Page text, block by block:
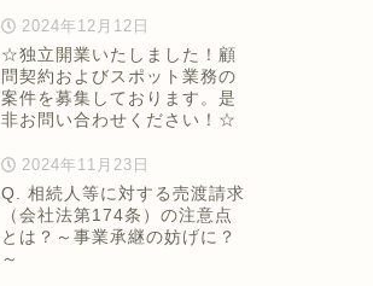
2024年12月12日
☆独立開業いたしました！顧
問契約およびスポット業務の
案件を募集しております。是
非お問い合わせください！☆
2024年11月23日
Q. 相続人等に対する売渡請求
（会社法第174条）の注意点
とは？～事業承継の妨げに？
～